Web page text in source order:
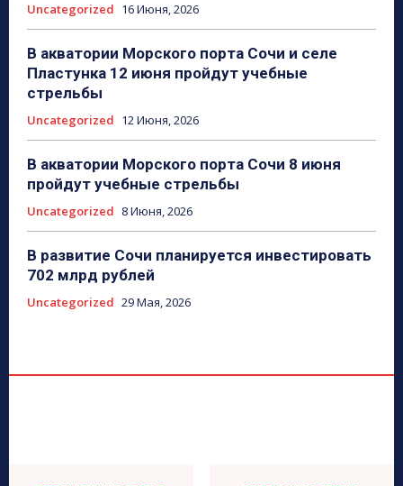
Uncategorized 16 Июня, 2026
В акватории Морского порта Сочи и селе
Пластунка 12 июня пройдут учебные
стрельбы
Uncategorized 12 Июня, 2026
В акватории Морского порта Сочи 8 июня
пройдут учебные стрельбы
Uncategorized 8 Июня, 2026
В развитие Сочи планируется инвестировать
702 млрд рублей
Uncategorized 29 Мая, 2026